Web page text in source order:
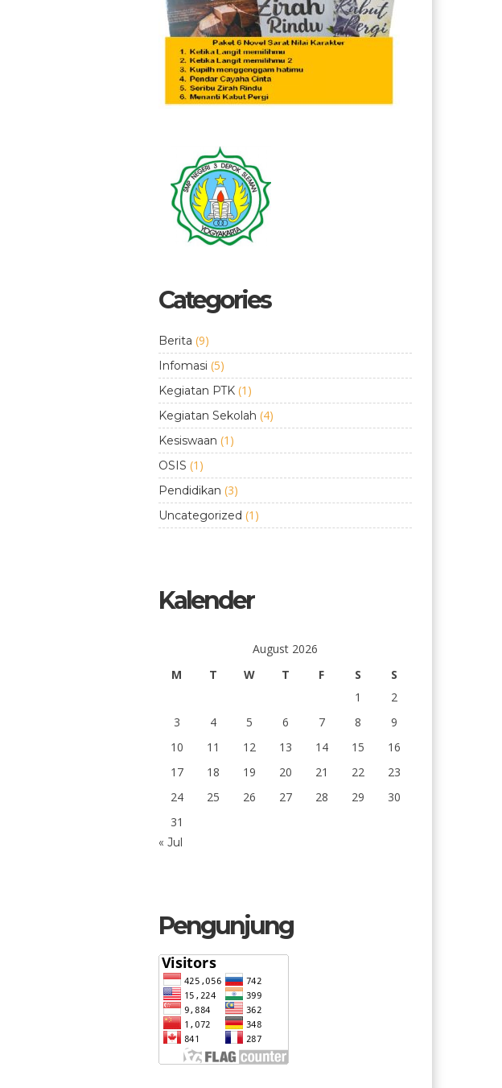
Categories
Berita (9)
Infomasi (5)
Kegiatan PTK (1)
Kegiatan Sekolah (4)
Kesiswaan (1)
OSIS (1)
Pendidikan (3)
Uncategorized (1)
Kalender
August 2026
M
T W T F S
S
1
2
3
4 5 6 7 8
9
10
11 12 13 14 15
16
17
18 19 20 21 22
23
24
25 26 27 28 29
30
31
« Jul
Pengunjung